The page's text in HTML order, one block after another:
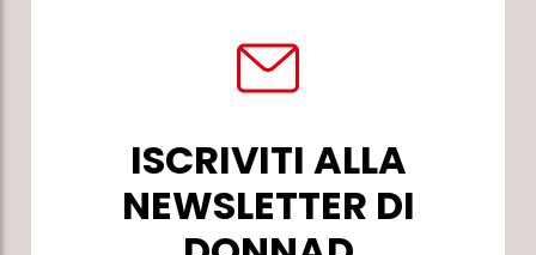
ISCRIVITI ALLA
NEWSLETTER DI